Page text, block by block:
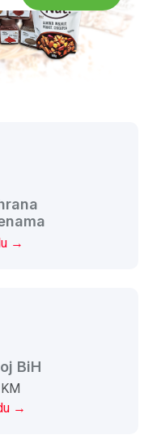
→
BiH
→